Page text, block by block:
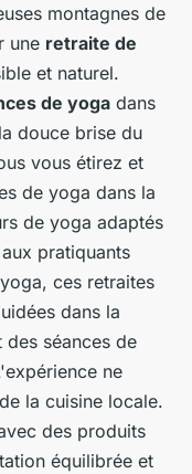
montagnes de
une retraite de
et naturel.
de yoga dans
douce brise du
vous étirez et
de yoga dans la
de yoga adaptés
pratiquants
ces retraites
dans la
séances de
ne
la cuisine locale.
des produits
équilibrée et